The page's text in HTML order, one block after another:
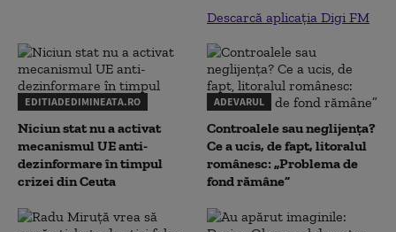
Descarcă aplicația Digi FM
EDITIADEDIMINEATA.RO
Niciun stat nu a activat
mecanismul UE anti-
dezinformare în timpul
crizei din Ceuta
ADEVARUL
Controalele sau neglijența?
Ce a ucis, de fapt, litoralul
românesc: „Problema de
fond rămâne”